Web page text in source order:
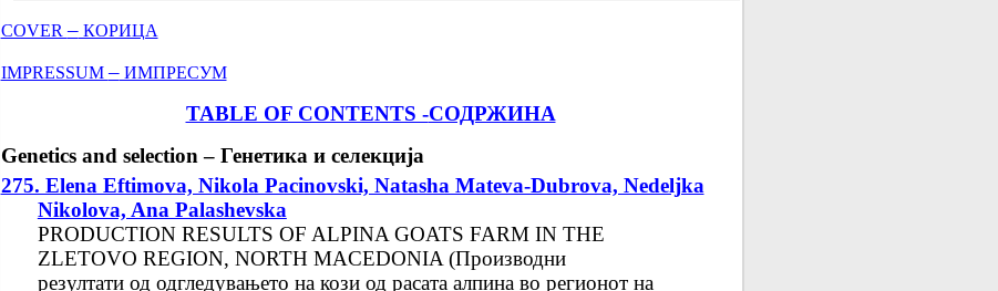
COVER–КОРИЦА
IMPRESSUM–ИМПРЕСУМ
TABLE OF CONTENTS -СОДРЖИНА
Genetics and selection – Генетика и селекција
275. Elena Eftimova, Nikola Pacinovski, Natasha Mateva-Dubrova, Nedeljka
Nikolova, Ana Palashevska
PRODUCTION RESULTS OF ALPINA GOATS FARM IN THE
ZLETOVO REGION, NORTH MACEDONIA (Производни
резултати од одгледувањето на кози од расата алпина во регионот на